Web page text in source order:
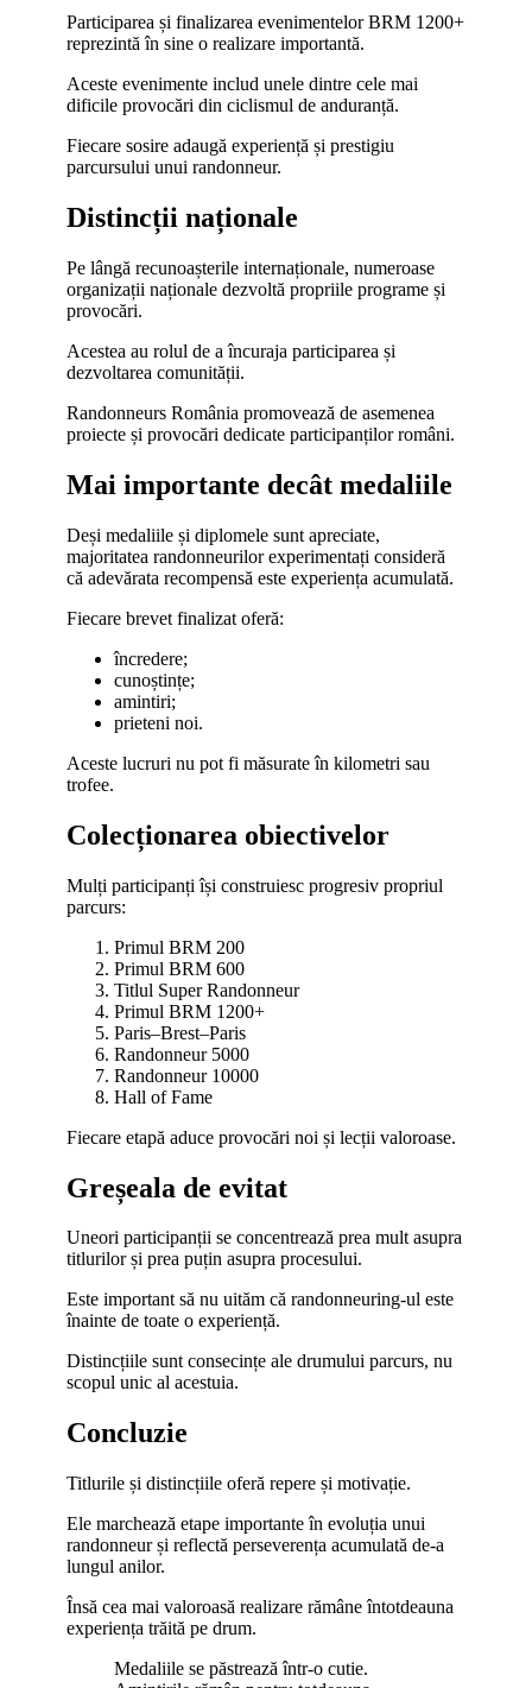
Participarea și finalizarea evenimentelor BRM 1200+
reprezintă în sine o realizare importantă.
Aceste evenimente includ unele dintre cele mai
dificile provocări din ciclismul de anduranță.
Fiecare sosire adaugă experiență și prestigiu
parcursului unui randonneur.
Distincții naționale
Pe lângă recunoașterile internaționale, numeroase
organizații naționale dezvoltă propriile programe și
provocări.
Acestea au rolul de a încuraja participarea și
dezvoltarea comunității.
Randonneurs România promovează de asemenea
proiecte și provocări dedicate participanților români.
Mai importante decât medaliile
Deși medaliile și diplomele sunt apreciate,
majoritatea randonneurilor experimentați consideră
că adevărata recompensă este experiența acumulată.
Fiecare brevet finalizat oferă:
încredere;
cunoștințe;
amintiri;
prieteni noi.
Aceste lucruri nu pot fi măsurate în kilometri sau
trofee.
Colecționarea obiectivelor
Mulți participanți își construiesc progresiv propriul
parcurs:
Primul BRM 200
Primul BRM 600
Titlul Super Randonneur
Primul BRM 1200+
Paris–Brest–Paris
Randonneur 5000
Randonneur 10000
Hall of Fame
Fiecare etapă aduce provocări noi și lecții valoroase.
Greșeala de evitat
Uneori participanții se concentrează prea mult asupra
titlurilor și prea puțin asupra procesului.
Este important să nu uităm că randonneuring-ul este
înainte de toate o experiență.
Distincțiile sunt consecințe ale drumului parcurs, nu
scopul unic al acestuia.
Concluzie
Titlurile și distincțiile oferă repere și motivație.
Ele marchează etape importante în evoluția unui
randonneur și reflectă perseverența acumulată de-a
lungul anilor.
Însă cea mai valoroasă realizare rămâne întotdeauna
experiența trăită pe drum.
Medaliile se păstrează într-o cutie.